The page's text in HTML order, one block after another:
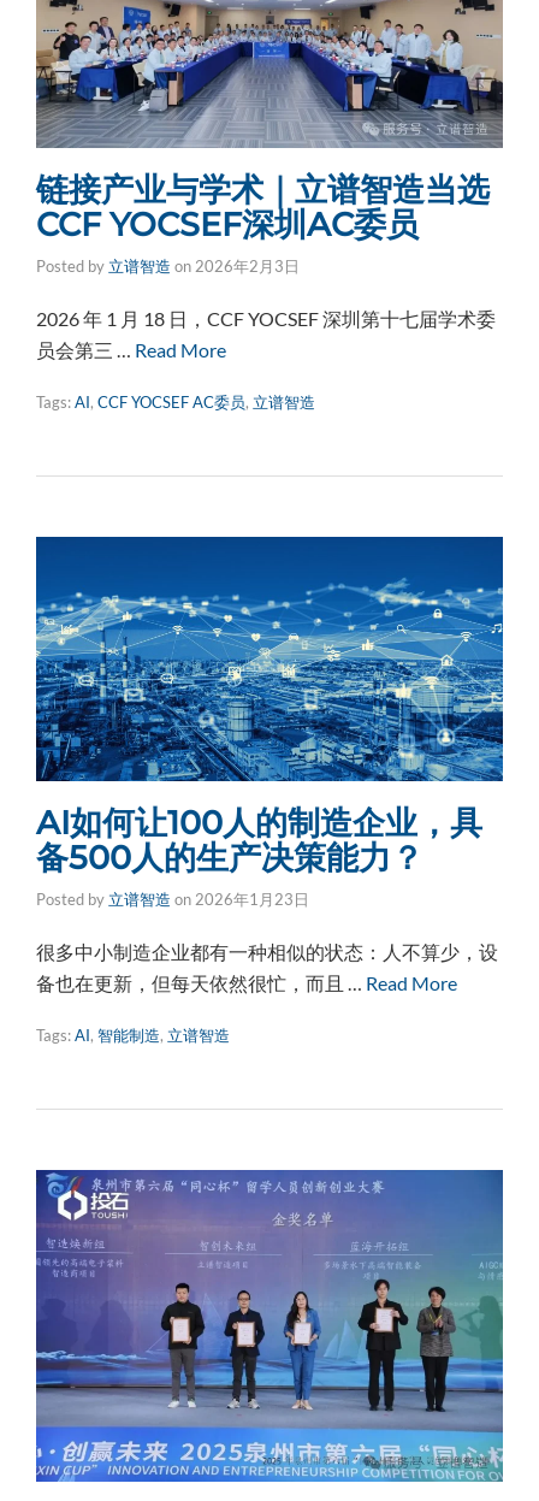
链接产业与学术｜立谱智造当选
CCF YOCSEF深圳AC委员
Posted by 立谱智造 on2026年2月3日
2026 年 1 月 18 日，CCF YOCSEF 深圳第十七届学术委
员会第三 … Read More
Tags:AI, CCF YOCSEF AC委员, 立谱智造
AI如何让100人的制造企业，具
备500人的生产决策能力？
Posted by 立谱智造 on2026年1月23日
很多中小制造企业都有一种相似的状态：人不算少，设
备也在更新，但每天依然很忙，而且 … Read More
Tags:AI, 智能制造, 立谱智造